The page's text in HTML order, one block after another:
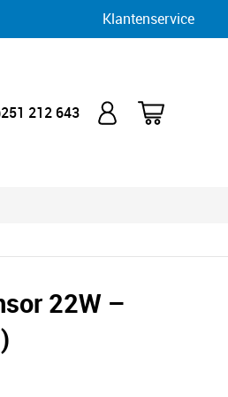
Klantenservice
212 643
22W –